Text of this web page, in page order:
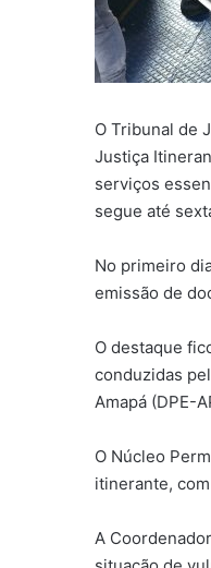
O Tribunal de
Justiça
serviços
segue até
No primeiro
emissão de
O destaque
conduzidas
Amapá (DPE-
O Núcleo
itinerante,
A